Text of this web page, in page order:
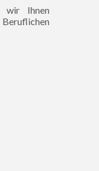
wir Ihnen